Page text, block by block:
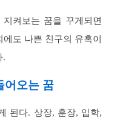
켜보는 꿈을 꾸게되면
도 나쁜 친구의 유혹이
.
어오는 꿈
된다. 상장, 훈장, 입학,